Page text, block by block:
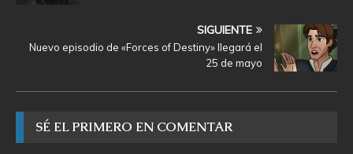
SIGUIENTE
Nuevo episodio de «Forces of Destiny» llegará el
25 de mayo
SÉ EL PRIMERO EN COMENTAR